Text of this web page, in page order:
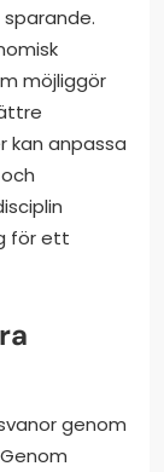
möjliggör
kan anpassa
för ett
genom